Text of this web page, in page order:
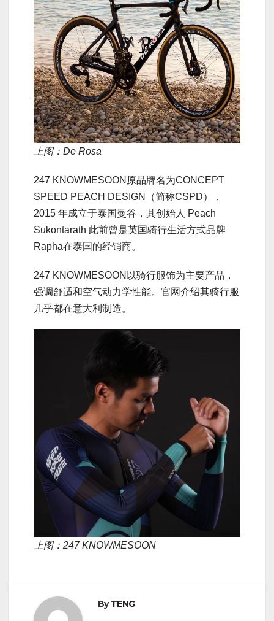
上图：De Rosa
247 KNOWMESOON原品牌名为CONCEPT
SPEED PEACH DESIGN（简称CSPD），
2015 年成立于泰国曼谷，其创始人 Peach
Sukontarath 此前曾是英国骑行生活方式品牌
Rapha在泰国的经销商。
247 KNOWMESOON以骑行服饰为主要产品，
强调舒适和空气动力学性能。官网介绍其骑行服
几乎都在意大利制造。
上图：247 KNOWMESOON
ByTENG